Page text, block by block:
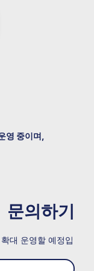
영 중이며,
문의하기
대 운영할 예정입